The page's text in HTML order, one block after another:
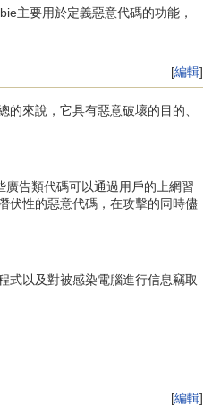
主要用於定義惡意代碼的功能，
[編輯]
的來說，它具有惡意破壞的目的、
廣告類代碼可以通過用戶的上網習
伏性的惡意代碼，在攻擊的同時儘
以及對被感染電腦進行信息竊取
[編輯]